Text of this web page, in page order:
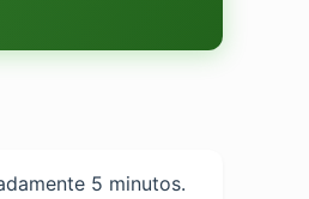
5 minutos.